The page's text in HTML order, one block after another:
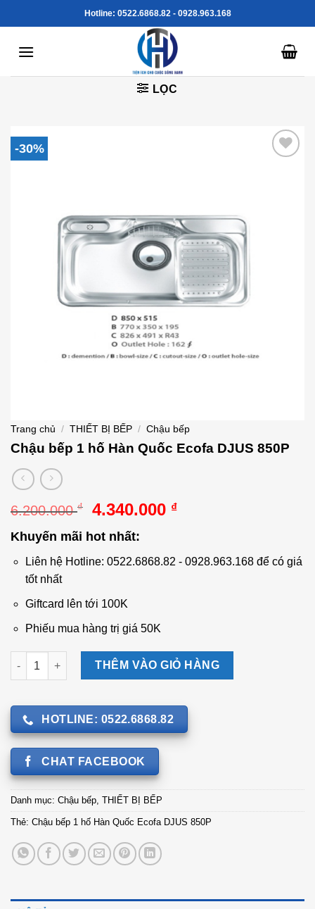
to
Hotline: 0522.6868.82 - 0928.963.168
LỌC
-30%
Trang chủ / THIẾT BỊ BẾP / Chậu bếp
Chậu bếp 1 hố Hàn Quốc Ecofa DJUS 850P
6.200.000₫
Giá
là:
6.200.000 ₫.
4.340.000 ₫Giá
là:
Khuyến mãi hot nhất:
Liên hệ Hotline: 0522.6868.82 - 0928.963.168 để có giá
tốt nhất
Giftcard lên tới 100K
Phiếu mua hàng trị giá 50K
Chậu bếp 1 hố Hàn Quốc Ecofa DJUS 850P số lượng
THÊM VÀO GIỎ HÀNG
HOTLINE: 0522.6868.82
CHAT FACEBOOK
Danh mục: Chậu bếp, THIẾT BỊ BẾP
Thẻ: Chậu bếp 1 hố Hàn Quốc Ecofa DJUS 850P